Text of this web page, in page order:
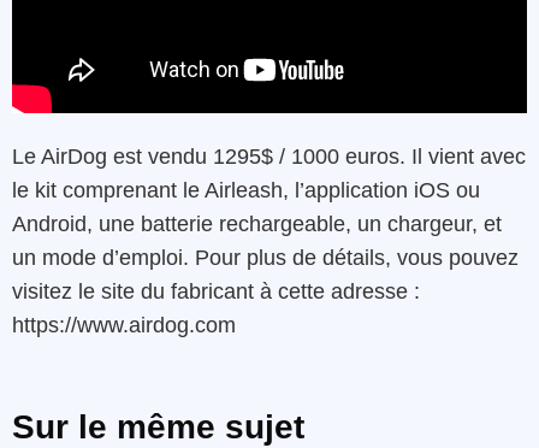
Le AirDog est vendu 1295$ / 1000 euros. Il vient avec
le kit comprenant le Airleash, l’application iOS ou
Android, une batterie rechargeable, un chargeur, et
un mode d’emploi. Pour plus de détails, vous pouvez
visitez le site du fabricant à cette adresse :
https://www.airdog.com
Sur le même sujet